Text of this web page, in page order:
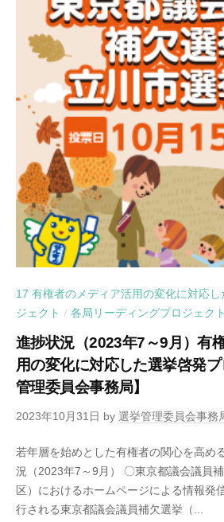
17 有権者のメディア活用の変化に対応
ジェクト
/ 各局リーディングプロジェクト
進捗状況（2023年7～9月）有
用の変化に対応した選挙啓発
管理委員会事務局】
2023年10月31日 by 選挙管理委員会事務
若年層を始めとした有権者の関心を高め
況（2023年7～9月） 〇東京都議会議員
区）におけるホームページによる情報発
行される東京都議会議員補欠選挙（...